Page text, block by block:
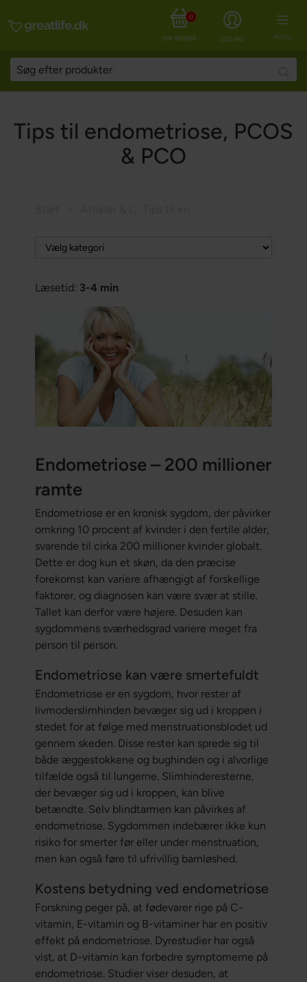
MENU
LOG IND
DIN INDKØBSKURV
0
Tips til endometriose, PCOS
& PCO
Læsetid: 3-4 min
Endometriose – 200 millioner
ramte
Endometriose er en kronisk sygdom, der påvirker
omkring 10 procent af kvinder i den fertile alder,
svarende til cirka 200 millioner kvinder globalt.
Dette er dog kun et skøn, da den præcise
forekomst kan variere afhængigt af forskellige
faktorer, og diagnosen kan være svær at stille.
Tallet kan derfor være højere. Desuden kan
sygdommens sværhedsgrad variere meget fra
person til person.
Endometriose kan være smertefuldt
Endometriose er en sygdom, hvor rester af
livmoderslimhinden bevæger sig ud i kroppen i
stedet for at følge med menstruationsblodet ud
gennem skeden. Disse rester kan sprede sig til
både æggestokkene og bughinden og i alvorlige
tilfælde også til lungerne. Slimhinderesterne,
der bevæger sig ud i kroppen, kan blive
betændte. Selv blindtarmen kan påvirkes af
endometriose. Sygdommen indebærer ikke kun
risiko for smerter før eller under menstruation,
men kan også føre til ufrivillig barnløshed.
Kostens betydning ved endometriose
Forskning peger på, at fødevarer rige på C-
vitamin, E-vitamin og B-vitaminer har en positiv
effekt på endometriose. Dyrestudier har også
vist, at D-vitamin kan forbedre symptomerne på
endometriose. Studier viser desuden, at